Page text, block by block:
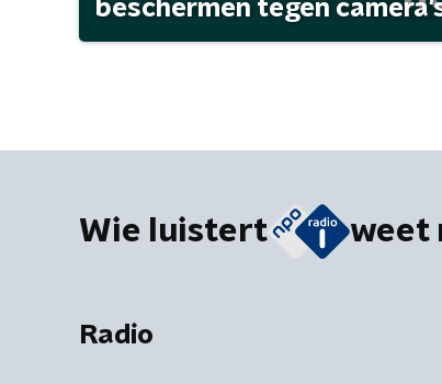
beschermen tegen
Wie luistert weet
Radio